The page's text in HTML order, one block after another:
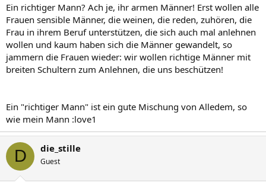
Ein richtiger Mann? Ach je, ihr armen Männer! Erst wollen alle
Frauen sensible Männer, die weinen, die reden, zuhören, die
Frau in ihrem Beruf unterstützen, die sich auch mal anlehnen
wollen und kaum haben sich die Männer gewandelt, so
jammern die Frauen wieder: wir wollen richtige Männer mit
breiten Schultern zum Anlehnen, die uns beschützen!
Ein "richtiger Mann" ist ein gute Mischung von Alledem, so
wie mein Mann :love1
D die_stille
Guest